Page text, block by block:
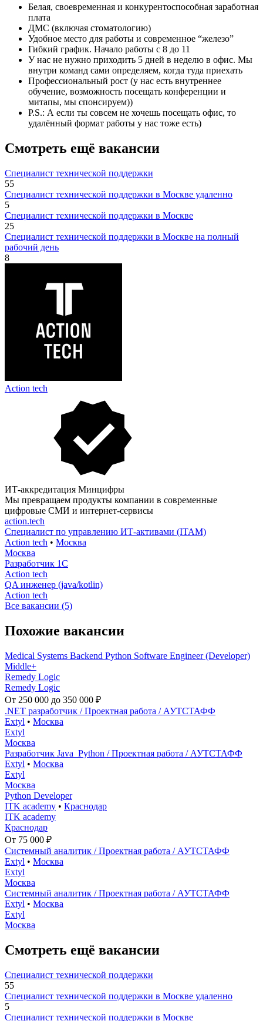
Белая, своевременная и конкурентоспособная заработная
плата
ДМС (включая стоматологию)
Удобное место для работы и современное “железо”
Гибкий график. Начало работы с 8 до 11
У нас не нужно приходить 5 дней в неделю в офис. Мы
внутри команд сами определяем, когда туда приехать
Профессиональный рост (у нас есть внутреннее
обучение, возможность посещать конференции и
митапы, мы спонсируем))
P.S.: А если ты совсем не хочешь посещать офис, то
удалённый формат работы у нас тоже есть)
Смотреть ещё вакансии
Специалист технической поддержки
55
Специалист технической поддержки в Москве удаленно
5
Специалист технической поддержки в Москве
25
Специалист технической поддержки в Москве на полный
рабочий день
8
Action tech
ИТ-аккредитация Минцифры
Мы превращаем продукты компании в современные
цифровые СМИ и интернет-сервисы
action.tech
Специалист по управлению ИТ-активами (ITAM)
Action tech • Москва
Москва
Разработчик 1С
Action tech
QA инженер (java/kotlin)
Action tech
Все вакансии (5)
Похожие вакансии
Medical Systems Backend Python Software Engineer (Developer)
Middle+
Remedy Logic
Remedy Logic
От 250 000 до 350 000 ₽
.NET разработчик / Проектная работа / АУТСТАФФ
Extyl • Москва
Extyl
Москва
Разработчик Java_Python / Проектная работа / АУТСТАФФ
Extyl • Москва
Extyl
Москва
Python Developer
ITK academy • Краснодар
ITK academy
Краснодар
От 75 000 ₽
Системный аналитик / Проектная работа / АУТСТАФФ
Extyl • Москва
Extyl
Москва
Системный аналитик / Проектная работа / АУТСТАФФ
Extyl • Москва
Extyl
Москва
Смотреть ещё вакансии
Специалист технической поддержки
55
Специалист технической поддержки в Москве удаленно
5
Специалист технической поддержки в Москве